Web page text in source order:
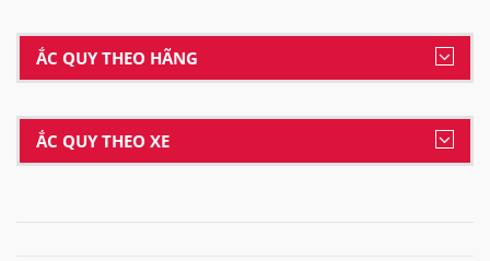
ẮC QUY THEO HÃNG
ẮC QUY THEO XE